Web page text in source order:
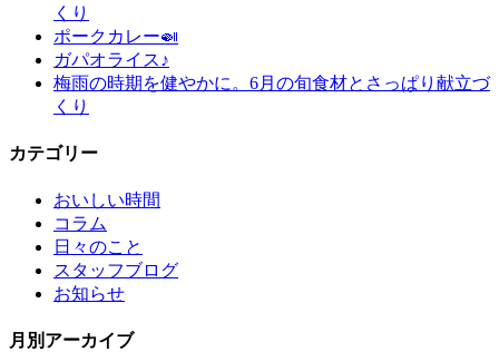
くり
ポークカレー🍛
ガパオライス♪
梅雨の時期を健やかに。6月の旬食材とさっぱり献立づ
くり
カテゴリー
おいしい時間
コラム
日々のこと
スタッフブログ
お知らせ
月別アーカイブ